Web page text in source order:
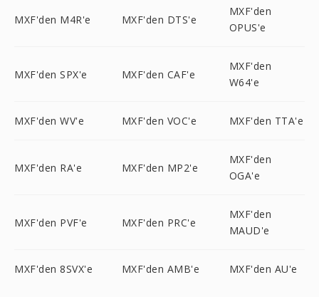
MXF'den M4R'e MXF'den DTS'e
MXF'den
OPUS'e
MXF'den SPX'e MXF'den CAF'e
MXF'den
W64'e
MXF'den WV'e MXF'den VOC'e MXF'den TTA'e
MXF'den RA'e MXF'den MP2'e
MXF'den
OGA'e
MXF'den PVF'e MXF'den PRC'e
MXF'den
MAUD'e
MXF'den 8SVX'e MXF'den AMB'e MXF'den AU'e